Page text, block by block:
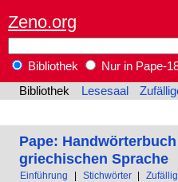
Zeno.org
Bibliothek
Nur in Pape-
Bibliothek
Lesesaal
Pape:
griechischen Sprache
Einführung Stichwörter